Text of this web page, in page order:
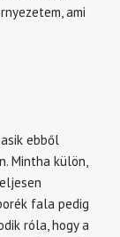
ami
ebből
Mintha külön,
fala pedig
róla, hogy a